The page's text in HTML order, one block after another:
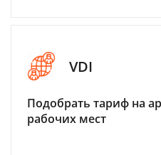
VDI
Подобрать тариф на
рабочих мест